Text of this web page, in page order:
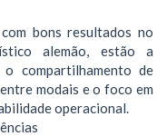
bons resultados no
alemão, estão a
compartilhamento de
modais e o foco em
operacional.